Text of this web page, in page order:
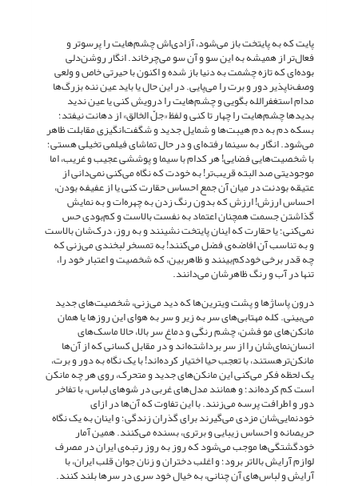
پایت که به پایتخت باز می‌شود، آزادی‌اش چشم‌هایت را پرسوتر و
فعال‌تر از همیشه به این سو و آن سو می‌چرخاند. انگار روشن‌دلی
بوده‌ای که تازه چشمت به دنیا باز شده و اکنون با حیرتی خاص و ولعی
وصف‌ناپذیر دور و برت را می‌پایی. در این حال یا باید عین ننه بزرگ‌ها
مدام استغفرالله بگویی و چشم‌هایت را درویش کنی یا عین ندید
بدیدها چشم‌هایت را چهار تا کنی و لفظ «جلّ الخالق» از دهانت نیفتد؛
بسکه دم به دم هیبت‌ها و شمایل جدید و شگفت‌انگیزی مقابلت ظاهر
می‌شود. انگار به سینما رفته‌ای و در حال تماشای فیلمی تخیلی هستی؛
با شخصیت‌هایی فضایی! هر کدام با سیما و پوششی عجیب و غریب، اما
موجودیتی صد البته قریب‌تر! به خودت که نگاه می‌کنی نمی‌دانی از
عتیقه بودنت در میان آن جمع احساس حقارت کنی یا از عفیفه بودن،
احساس ارزش! ارزش که بدون رنگ زدن به چهره‌ات و به نمایش
گذاشتن جسمت همچنان اعتماد به ‌نفست بالاست و کم‌بودی حس
نمی‌کنی؛ یا حقارت که اینان پایتخت نشینند و به روز، درک‌شان بالاست
و به تناسب آن افاضه‌ی فضل می‌کنند! به تمسخر لبخندی می‌زنی که
چه قدر برخی خودکم‌بینند و ظاهربین، که شخصیت و اعتبار خود را،
تنها در آب و رنگ ظاهرشان می‌دانند.
درون پاساژها و پشت ویترین‌ها که دید می‌زنی، شخصیت‌های جدید
می‌بینی. کله مهتابی‌های سر به زیر و سر به هوای این روزها یا همان
مانکن‌های مو فشن، چشم‌ رنگی و دماغ سر بالا، حالا ماسک‌های
انسان‌نمای‌شان را از سر برداشته‌اند و در مقابل کسانی که از آن‌ها
مانکن‌ترهستند، با تعجب حیا اختیار کرده‌اند! با یک نگاه به دور و برت،
یک لحظه فکر می‌کنی این مانکن‌های جدید و متحرک، روی هر چه مانکن
است کم کرده‌اند؛ و همانند مدل‌های غربی در شوهای لباس، با تفاخر
دور و اطرافت پرسه می‌زنند. با این تفاوت که آن‌ها در ازای
خودنمایی‌شان مزدی می‌گیرند برای گذران زندگی؛ و اینان به یک نگاه
حریصانه و احساس زیبایی و برتری، بسنده می‌کنند. همین آمار
خودگشتگی‌ها موجب می‌شود که روز به روز رتبه‌ی ایران در مصرف
لوازم آرایش بالاتر ‌برود؛ و اغلب دختران و زنان جوان قلب ایران، با
آرایش و لباس‌های آن چنانی، به خیال خود سری در سرها بلند کنند.